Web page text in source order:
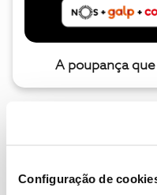
Configuração de
A poupança